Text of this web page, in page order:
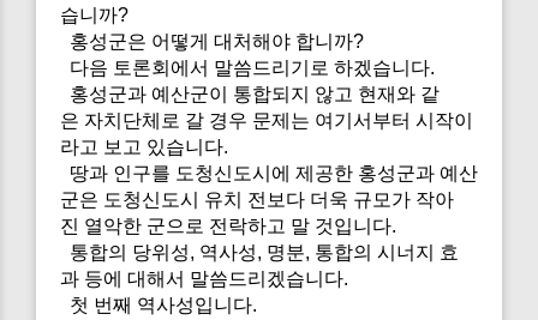
습니까?
홍성군은 어떻게 대처해야 합니까?
다음 토론회에서 말씀드리기로 하겠습니다.
홍성군과 예산군이 통합되지 않고 현재와 같
은 자치단체로 갈 경우 문제는 여기서부터 시작이
라고 보고 있습니다.
땅과 인구를 도청신도시에 제공한 홍성군과 예산
군은 도청신도시 유치 전보다 더욱 규모가 작아
진 열악한 군으로 전락하고 말 것입니다.
통합의 당위성, 역사성, 명분, 통합의 시너지 효
과 등에 대해서 말씀드리겠습니다.
첫 번째 역사성입니다.